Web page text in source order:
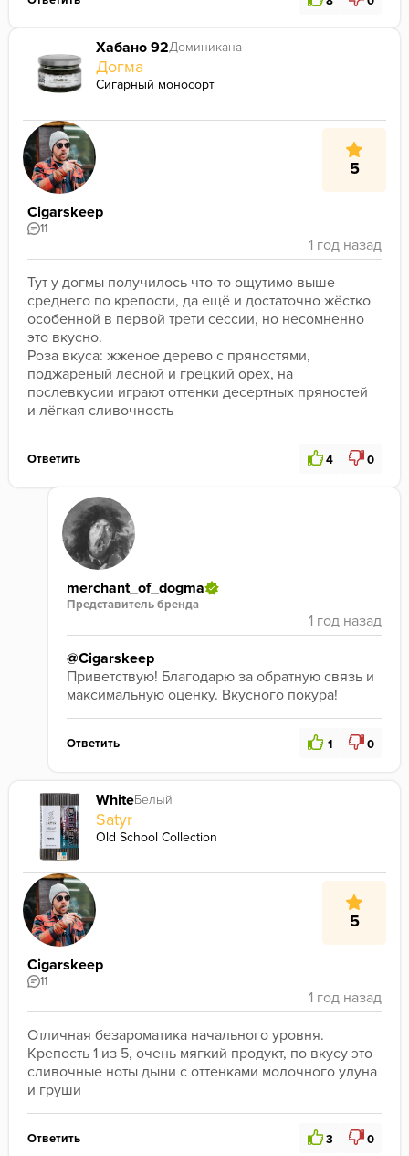
Хабано 92Доминикана
Догма
Сигарный моносорт
5
Cigarskeep
11
Тут у догмы получилось что-то ощутимо выше
среднего по крепости, да ещё и достаточно жёстко
особенной в первой трети сессии, но несомненно
это вкусно.
Роза вкуса: жженое дерево с пряностями,
поджареный лесной и грецкий орех, на
послевкусии играют оттенки десертных пряностей
и лёгкая сливочность
Ответить 4 0
merchant_of_dogma
Представитель бренда
@Cigarskeep
Приветствую! Благодарю за обратную связь и
максимальную оценку. Вкусного покура!
Ответить 1 0
WhiteБелый
Satyr
Old School Collection
5
Cigarskeep
11
Отличная безароматика начального уровня.
Крепость 1 из 5, очень мягкий продукт, по вкусу это
сливочные ноты дыни с оттенками молочного улуна
и груши
Ответить 3 0